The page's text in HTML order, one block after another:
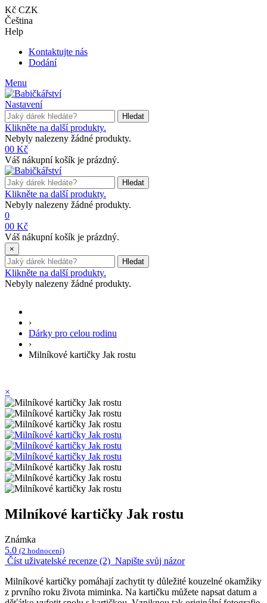
Kč CZK
Čeština
Help
Kontaktujte nás
Dodání
Menu
Nastavení
Hledat
Klikněte na další produkty.
Nebyly nalezeny žádné produkty.
00 Kč
Váš nákupní košík je prázdný.
Hledat
Klikněte na další produkty.
Nebyly nalezeny žádné produkty.
0
00 Kč
Váš nákupní košík je prázdný.
×
Hledat
Klikněte na další produkty.
Nebyly nalezeny žádné produkty.
›
Dárky pro celou rodinu
›
Milníkové kartičky Jak rostu
×
Milníkové kartičky Jak rostu
Známka
5.0 (2 hodnocení)
Číst uživatelské recenze (2) Napište svůj názor
Milníkové kartičky pomáhají zachytit ty důležité kouzelné okamžiky
z prvního roku života miminka. Na kartičku můžete napsat datum a